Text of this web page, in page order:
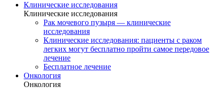
Клинические исследования
Клинические исследования
Рак мочевого пузыря — клинические
исследования
Клинические исследования: пациенты с раком
легких могут бесплатно пройти самое передовое
лечение
Бесплатное лечение
Онкология
Онкология